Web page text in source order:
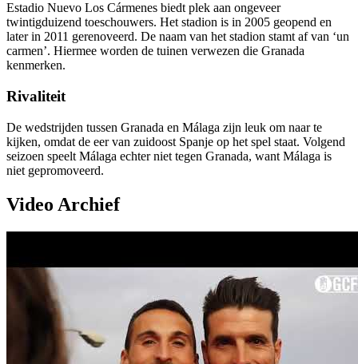
Estadio Nuevo Los Cármenes biedt plek aan ongeveer
twintigduizend toeschouwers. Het stadion is in 2005 geopend en
later in 2011 gerenoveerd. De naam van het stadion stamt af van ‘un
carmen’. Hiermee worden de tuinen verwezen die Granada
kenmerken.
Rivaliteit
De wedstrijden tussen Granada en Málaga zijn leuk om naar te
kijken, omdat de eer van zuidoost Spanje op het spel staat. Volgend
seizoen speelt Málaga echter niet tegen Granada, want Málaga is
niet gepromoveerd.
Video Archief